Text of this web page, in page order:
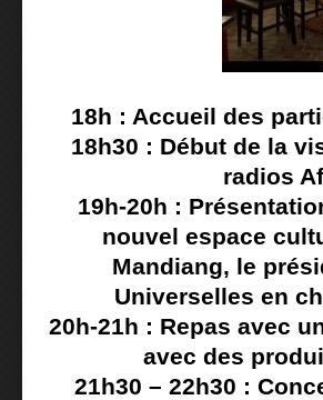
18h : Accueil des
18h30 : Début de la
radios
19h-20h :
nouvel espace
Mandiang, le
Universelles en
20h-21h : Repas avec
avec des
21h30 – 22h30 :